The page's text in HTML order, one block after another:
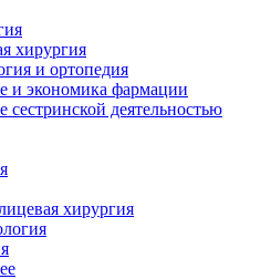
хирургия
и ортопедия
и экономика фармации
сестринской деятельностью
хирургия